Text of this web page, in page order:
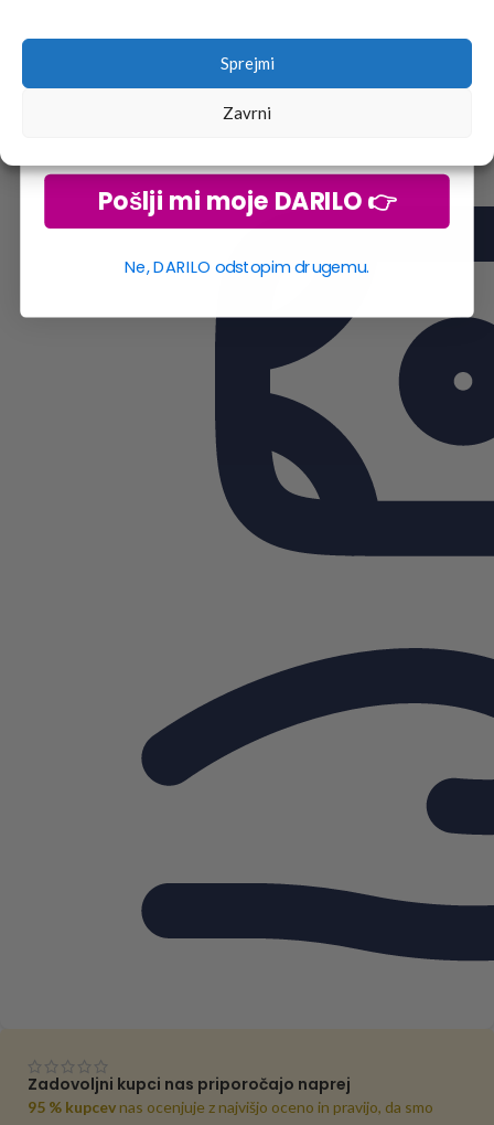
Sprejmi
Zavrni
Zadovoljni kupci nas priporočajo naprej
95 % kupcev nas ocenjuje z najvišjo oceno in pravijo, da smo
Pošlji mi moje DARILO 👉
Ne, DARILO odstopim drugemu.